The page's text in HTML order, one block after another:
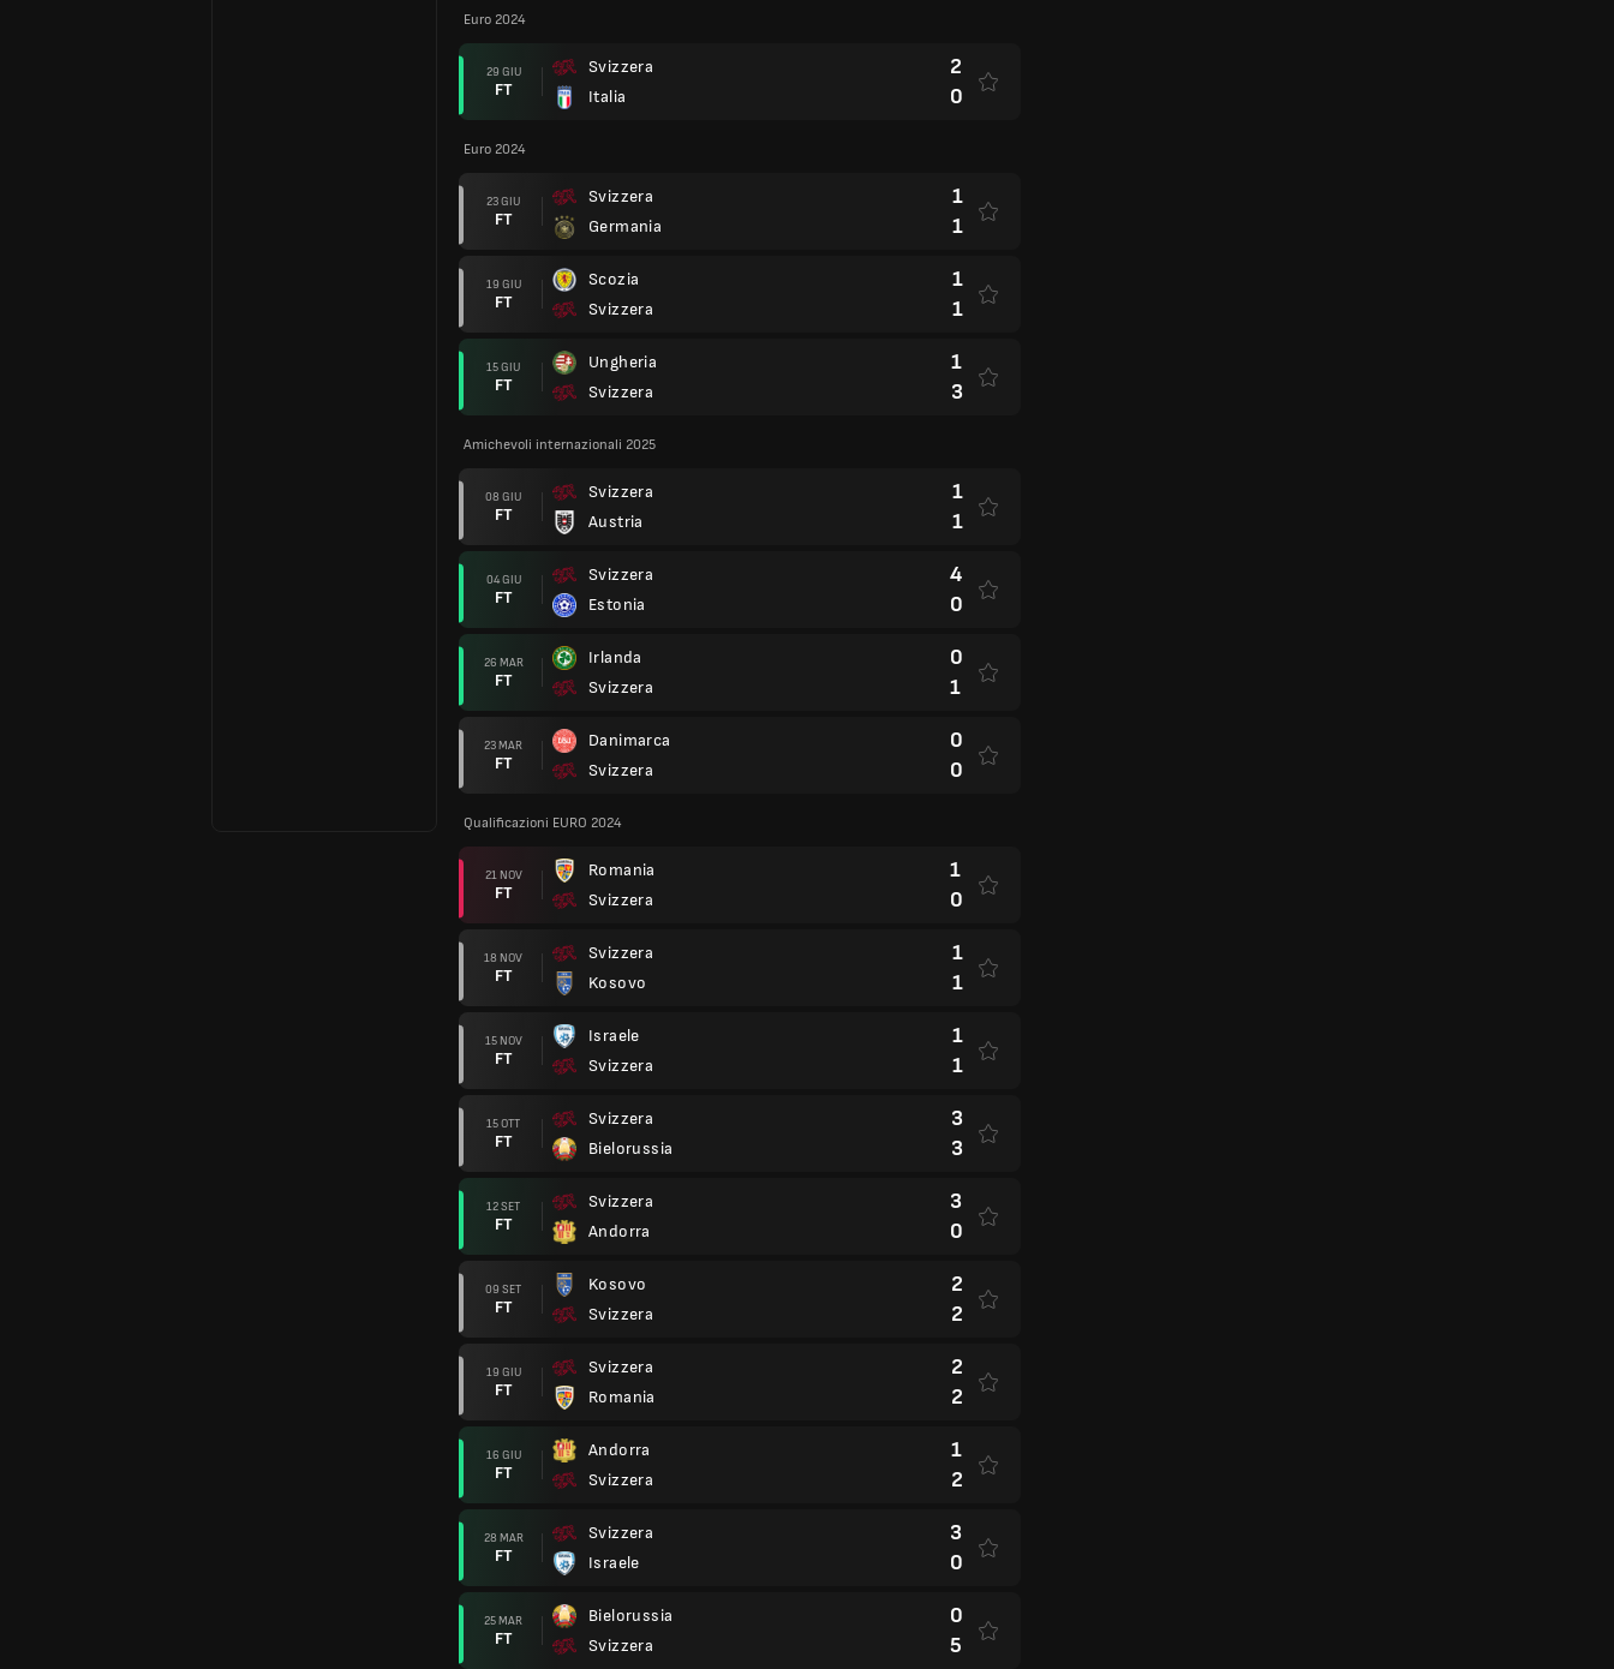
Euro 2024
29 GIU
FT
Svizzera
Italia
2
0
Euro 2024
23 GIU
FT
Svizzera
Germania
1
1
19 GIU
FT
Scozia
Svizzera
1
1
15 GIU
FT
Ungheria
Svizzera
1
3
Amichevoli internazionali 2025
08 GIU
FT
Svizzera
Austria
1
1
04 GIU
FT
Svizzera
Estonia
4
0
26 MAR
FT
Irlanda
Svizzera
0
1
23 MAR
FT
Danimarca
Svizzera
0
0
Qualificazioni EURO 2024
21 NOV
FT
Romania
Svizzera
1
0
18 NOV
FT
Svizzera
Kosovo
1
1
15 NOV
FT
Israele
Svizzera
1
1
15 OTT
FT
Svizzera
Bielorussia
3
3
12 SET
FT
Svizzera
Andorra
3
0
09 SET
FT
Kosovo
Svizzera
2
2
19 GIU
FT
Svizzera
Romania
2
2
16 GIU
FT
Andorra
Svizzera
1
2
28 MAR
FT
Svizzera
Israele
3
0
25 MAR
FT
Bielorussia
Svizzera
0
5